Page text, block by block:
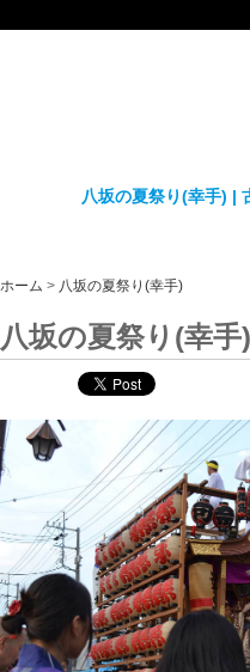
八坂の夏祭り(幸手) |
ホーム > 八坂の夏祭り(幸手)
八坂の夏祭り(幸手)